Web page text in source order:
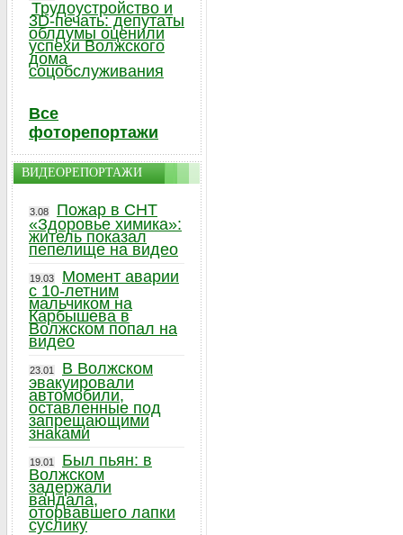
Трудоустройство и
3D-печать: депутаты
облдумы оценили
успехи Волжского
дома
соцобслуживания
Все
фоторепортажи
ВИДЕОРЕПОРТАЖИ
3.08
Пожар в СНТ
«Здоровье химика»:
житель показал
пепелище на видео
19.03
Момент аварии
с 10-летним
мальчиком на
Карбышева в
Волжском попал на
видео
23.01
В Волжском
эвакуировали
автомобили,
оставленные под
запрещающими
знаками
19.01
Был пьян: в
Волжском
задержали
вандала,
оторвавшего лапки
суслику